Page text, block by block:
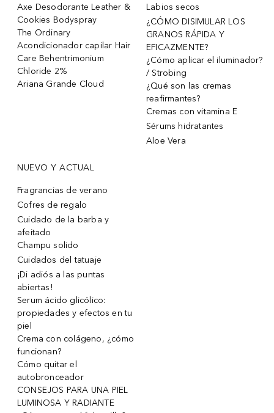
Axe Desodorante Leather &
Cookies Bodyspray
The Ordinary
Acondicionador capilar Hair
Care Behentrimonium
Chloride 2%
Ariana Grande Cloud
Labios secos
¿CÓMO DISIMULAR LOS
GRANOS RÁPIDA Y
EFICAZMENTE?
¿Cómo aplicar el iluminador?
/ Strobing
¿Qué son las cremas
reafirmantes?
Cremas con vitamina E
Sérums hidratantes
Aloe Vera
NUEVO Y ACTUAL
Fragrancias de verano
Cofres de regalo
Cuidado de la barba y
afeitado
Champu solido
Cuidados del tatuaje
¡Di adiós a las puntas
abiertas!
Serum ácido glicólico:
propiedades y efectos en tu
piel
Crema con colágeno, ¿cómo
funcionan?
Cómo quitar el
autobronceador
CONSEJOS PARA UNA PIEL
LUMINOSA Y RADIANTE